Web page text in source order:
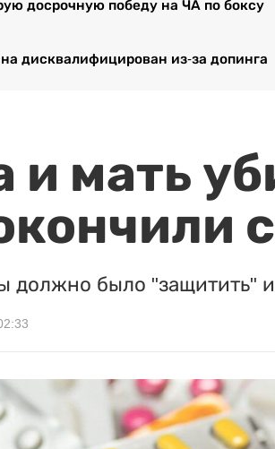
досрочную победу на ЧА по боксу
дисквалифицирован из-за допинга
и мать
должно было "защитить"